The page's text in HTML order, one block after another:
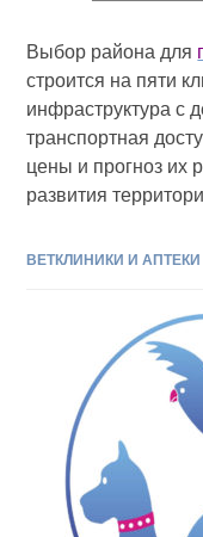
Выбор района для
строится на пяти
инфраструктура с
транспортная
цены и прогноз их
развития
ВЕТКЛИНИКИ И АПТЕКИ